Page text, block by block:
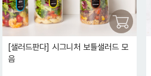
[샐러드판다] 시그니처 보틀샐러드 모
음